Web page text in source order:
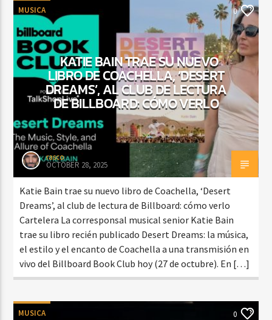
MUSICA 0
KATIE BAIN TRAE SU NUEVO
LIBRO DE COACHELLA, ‘DESERT
DREAMS’, AL CLUB DE LECTURA
DE BILLBOARD: CÓMO VERLO
rasco
OCTOBER 28, 2025
Katie Bain trae su nuevo libro de Coachella, ‘Desert
Dreams’, al club de lectura de Billboard: cómo verlo
Cartelera La corresponsal musical senior Katie Bain
trae su libro recién publicado Desert Dreams: la música,
el estilo y el encanto de Coachella a una transmisión en
vivo del Billboard Book Club hoy (27 de octubre). En […]
MUSICA 0